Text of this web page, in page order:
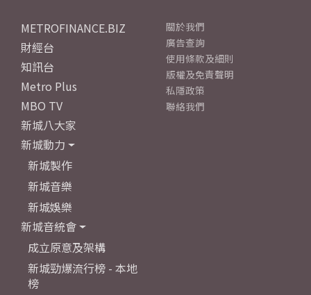
METROFINANCE.BIZ
財經台
知訊台
Metro Plus
MBO TV
新城八大家
新城動力
新城製作
新城音樂
新城娛樂
新城音統會
成立原意及架構
新城勁爆流行榜 - 本地
榜
關於我們
廣告查詢
使用條款及細則
版權及免責聲明
私隱政策
聯絡我們